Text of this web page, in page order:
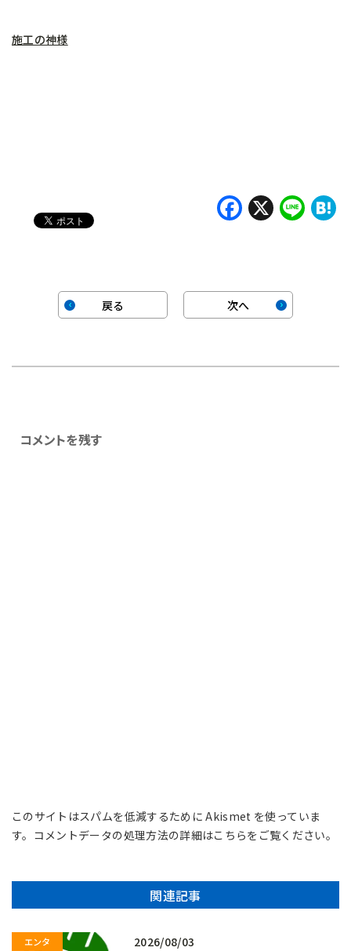
施工の神様
X
戻る 次へ
コメントを残す
このサイトはスパムを低減するために Akismet を使っていま
す。 コメントデータの処理方法の詳細はこちらをご覧ください。
関連記事
2026/08/03